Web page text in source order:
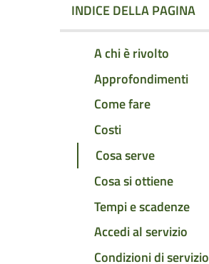
INDICE DELLA PAGINA
A chi è rivolto
Approfondimenti
Come fare
Costi
Cosa serve
Cosa si ottiene
Tempi e scadenze
Accedi al servizio
Condizioni di servizio